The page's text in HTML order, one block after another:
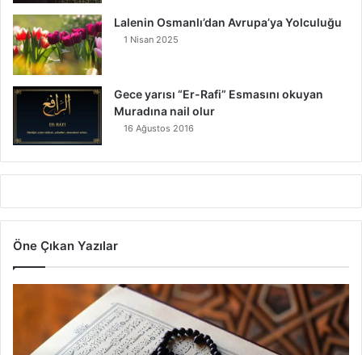
Lalenin Osmanlı’dan Avrupa’ya Yolculuğu
1 Nisan 2025
Gece yarısı “Er-Rafi” Esmasını okuyan
Muradına nail olur
16 Ağustos 2016
Öne Çıkan Yazılar